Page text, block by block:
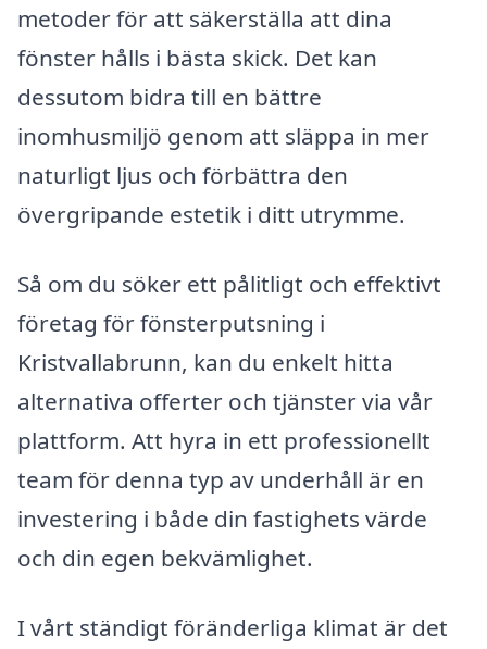
metoder för att säkerställa att dina
fönster hålls i bästa skick. Det kan
dessutom bidra till en bättre
inomhusmiljö genom att släppa in mer
naturligt ljus och förbättra den
övergripande estetik i ditt utrymme.
Så om du söker ett pålitligt och effektivt
företag för fönsterputsning i
Kristvallabrunn, kan du enkelt hitta
alternativa offerter och tjänster via vår
plattform. Att hyra in ett professionellt
team för denna typ av underhåll är en
investering i både din fastighets värde
och din egen bekvämlighet.
I vårt ständigt föränderliga klimat är det